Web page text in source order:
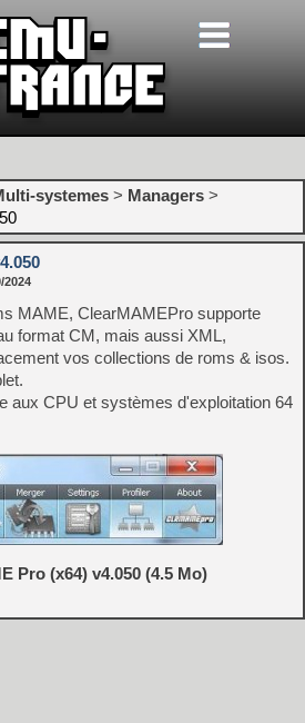
systemes > Managers >
2024
MAME, ClearMAMEPro supporte
format CM, mais aussi XML,
vos collections de roms & isos.
aux CPU et systèmes d'exploitation 64
Pro (x64) v4.050 (4.5 Mo)